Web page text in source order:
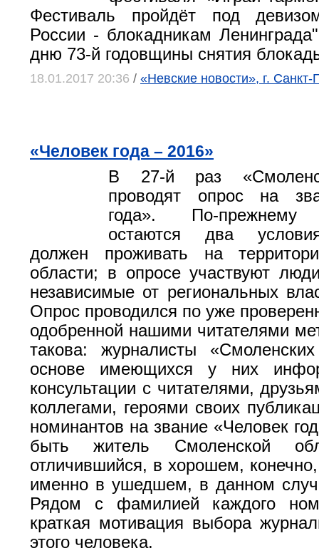
Фестиваль пройдёт под
России - блокадникам
дню 73-й годовщины снятия
18.01.2017 20:36 / «Невские новости», г. Санкт-
«Человек года – 2016»
В 27-й раз
проводят опрос на
года». По-прежнему
остаются два
должен проживать на
области; в опросе участвуют
независимые от региональных
Опрос проводился по уже
одобренной нашими читателями
такова: журналисты
основе имеющихся у них
консультации с читателями,
коллегами, героями своих
номинантов на звание «Человек
быть житель Смоленской
отличившийся, в хорошем,
именно в ушедшем, в данном
Рядом с фамилией каждого
краткая мотивация выбора
этого человека.